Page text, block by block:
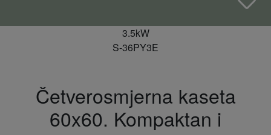
3.5kW
S-36PY3E
Četverosmjerna kaseta
60x60. Kompaktan i